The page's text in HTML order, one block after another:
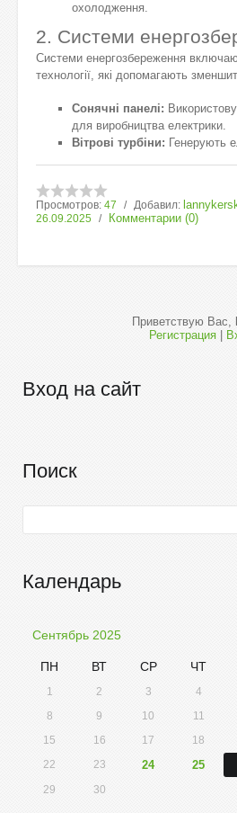
охолодження.
2. Системи
Системи енергозбереження
технології, які допомагають
Сонячні панелі:
для виробництва електрики.
Вітрові турбіни: Генерують
Просмотров: 47 Добавил:
26.09.2025
Комментарии (0)
Приветствую Вас,
Регистрация|
Вход на сайт
Поиск
Календарь
Сентябрь 2025
ПН ВТ СР ЧТ
1 2 3 4
8
9 10 11
15
16 17 18
22
23 24 25
29
30